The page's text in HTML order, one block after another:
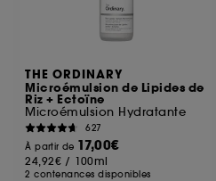
THE ORDINARY
Microémulsion de Lipides de
Riz + Ectoïne
Microémulsion Hydratante
627
À partir de 17,00€
24,92€ / 100ml
2 contenances disponibles